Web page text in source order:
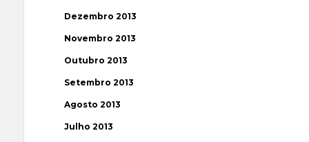
Dezembro 2013
Novembro 2013
Outubro 2013
Setembro 2013
Agosto 2013
Julho 2013